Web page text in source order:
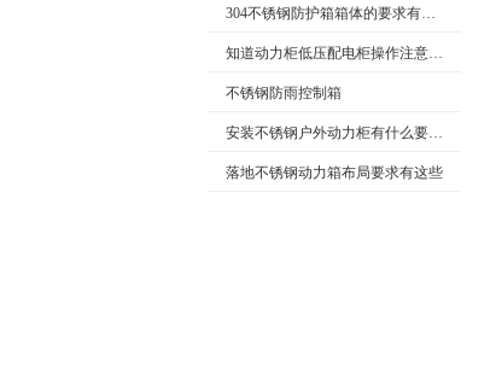
304不锈钢防护箱箱体的要求有哪些
知道动力柜低压配电柜操作注意事项很重要
不锈钢防雨控制箱
安装不锈钢户外动力柜有什么要求呢
落地不锈钢动力箱布局要求有这些